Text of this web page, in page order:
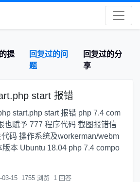
提
回复过的问
题
回复过的分
享
start 报错
start.php start 报错 php 7.4 com
也赋予 777 程序代码 截图报错信
码 操作系统及workerman/webm
本 Ubuntu 18.04 php 7.4 compo
03-15 1755 浏览 1 回答